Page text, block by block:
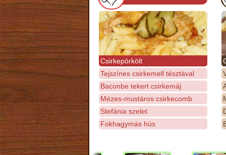
Csirkepörkölt
Tejszínes csirkemell tésztával
Baconbe tekert csirkemáj
Mézes-mustáros csirkecomb
Stefánia szelet
Fokhagymás hús